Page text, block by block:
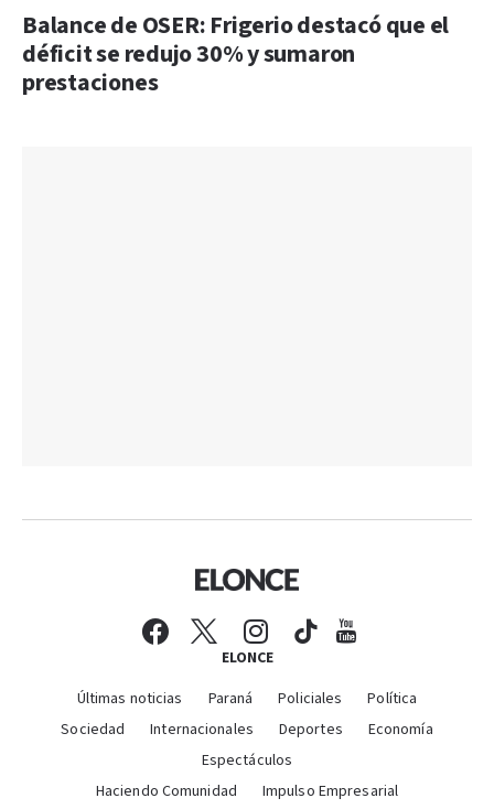
Balance de OSER: Frigerio destacó que el
déficit se redujo 30% y sumaron
prestaciones
ELONCE
Últimas noticias Paraná Policiales
Política
Sociedad
Internacionales Deportes
Economía
Espectáculos
Haciendo Comunidad
Impulso Empresarial